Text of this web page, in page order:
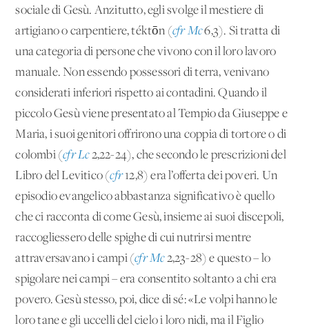
sociale di Gesù. Anzitutto, egli svolge il mestiere di
artigiano o carpentiere, téktōn (cfr Mc6,3). Si tratta di
una categoria di persone che vivono con il loro lavoro
manuale. Non essendo possessori di terra, venivano
considerati inferiori rispetto ai contadini. Quando il
piccolo Gesù viene presentato al Tempio da Giuseppe e
Maria, i suoi genitori offrirono una coppia di tortore o di
colombi (cfr Lc2,22-24), che secondo le prescrizioni del
Libro del Levitico (cfr12,8) era l’offerta dei poveri. Un
episodio evangelico abbastanza significativo è quello
che ci racconta di come Gesù, insieme ai suoi discepoli,
raccogliessero delle spighe di cui nutrirsi mentre
attraversavano i campi (cfr Mc2,23-28) e questo – lo
spigolare nei campi – era consentito soltanto a chi era
povero. Gesù stesso, poi, dice di sé: «Le volpi hanno le
loro tane e gli uccelli del cielo i loro nidi, ma il Figlio